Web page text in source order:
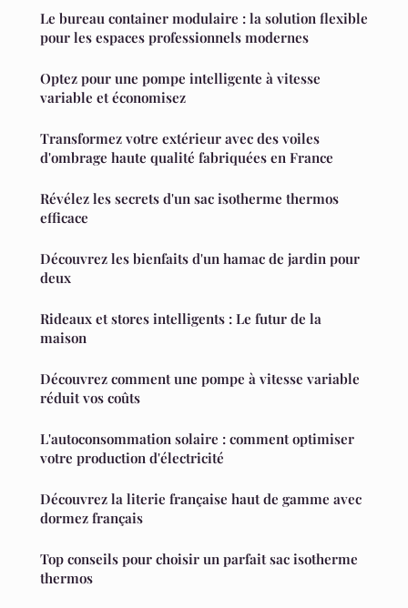
Le bureau container modulaire : la solution flexible
pour les espaces professionnels modernes
Optez pour une pompe intelligente à vitesse
variable et économisez
Transformez votre extérieur avec des voiles
d'ombrage haute qualité fabriquées en France
Révélez les secrets d'un sac isotherme thermos
efficace
Découvrez les bienfaits d'un hamac de jardin pour
deux
Rideaux et stores intelligents : Le futur de la
maison
Découvrez comment une pompe à vitesse variable
réduit vos coûts
L'autoconsommation solaire : comment optimiser
votre production d'électricité
Découvrez la literie française haut de gamme avec
dormez français
Top conseils pour choisir un parfait sac isotherme
thermos